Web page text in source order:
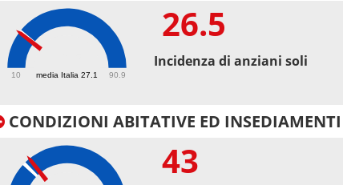
media Italia 27.1
10 90.9
26.5
Incidenza di anziani soli
CONDIZIONI ABITATIVE ED INSEDIAMENTI
43